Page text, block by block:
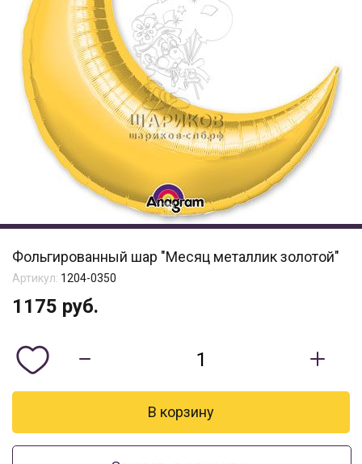
Фольгированный шар "Месяц металлик золотой"
Артикул: 1204-0350
1175 руб.